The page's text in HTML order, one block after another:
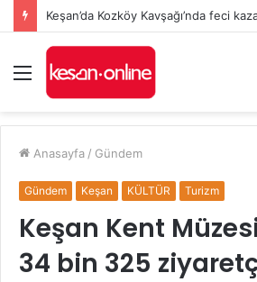
Keşan’da Kozköy Kavşağı’nda feci
Menü
Anasayfa / Gündem
Gündem Keşan KÜLTÜR Turizm
Keşan Kent
34 bin 325